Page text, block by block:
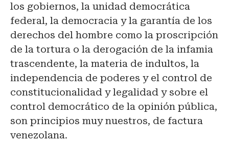
los gobiernos, la unidad democrática
federal, la democracia y la garantía de los
derechos del hombre como la proscripción
de la tortura o la derogación de la infamia
trascendente, la materia de indultos, la
independencia de poderes y el control de
constitucionalidad y legalidad y sobre el
control democrático de la opinión pública,
son principios muy nuestros, de factura
venezolana.